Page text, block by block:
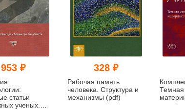
953 ₽
статьи
ученых.
328 ₽
Рабочая память
человека. Структура и
механизмы (pdf)
Темная